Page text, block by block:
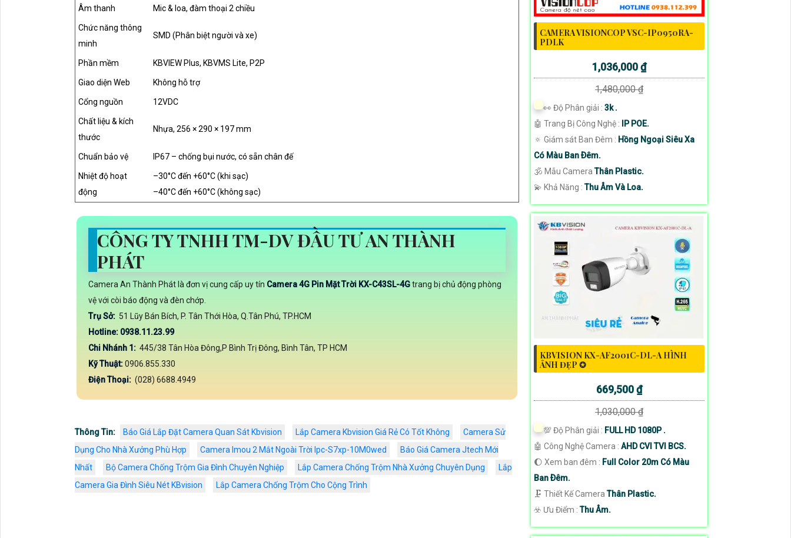
Âm thanh Mic & loa, đàm thoại 2 chiều
Chức năng thông
minh
SMD (Phân biệt người và xe)
Phần mềm KBVIEW Plus, KBVMS Lite, P2P
Giao diện Web Không hỗ trợ
Cổng nguồn 12VDC
Chất liệu & kích
thước
Nhựa, 256 × 290 × 197 mm
Chuẩn bảo vệ IP67 – chống bụi nước, có sẵn chân đế
Nhiệt độ hoạt
động
–30°C đến +60°C (khi sạc)
–40°C đến +60°C (không sạc)
CÔNG TY TNHH TM-DV ĐẦU TƯ AN THÀNH
PHÁT
Camera An Thành Phát là đơn vị cung cấp uy tín Camera 4G Pin Mặt Trời KX-C43SL-4Gtrang bị chủ động phòng
vệ với còi báo động và đèn chớp.
Trụ Sở: 51 Lũy Bán Bích, P. Tân Thới Hòa, Q.Tân Phú, TP.HCM
Hotline: 0938.11.23.99
Chi Nhánh 1: 445/38 Tân Hòa Đông,P Bình Trị Đông, Bình Tân, TP HCM
Kỹ Thuật:0906.855.330
Điện Thoại: (028) 6688.4949
Thông Tin: Báo Giá Lắp Đặt Camera Quan Sát Kbvision Lắp Camera Kbvision Giá Rẻ Có Tốt Không
Camera Sử
Dụng Cho Nhà Xưởng Phù Hợp
Camera Imou 2 Mắt Ngoài Trời Ipc-S7xp-10M0wed
Báo Giá Camera Jtech Mới
Nhất
Bộ Camera Chống Trộm Gia Đình Chuyên Nghiệp Lắp Camera Chống Trộm Nhà Xưởng Chuyên Dụng
Lắp
Camera Gia Đình Siêu Nét KBvision
Lắp Camera Chống Trộm Cho Cộng Trình
CAMERA VISIONCOP VSC-IP0950RA-
PDLK
1,036,000 ₫
1,480,000 ₫
️👀 Độ Phân giải : 3k .
🤖️ Trang Bị Công Nghệ :
IP POE.
🔅 Giám sát Ban Đêm : Hồng Ngoại Siêu Xa
Có Màu Ban Ðêm.
🕉️ Mẫu CameraThân Plastic.
️💫 Khả Năng :Thu Âm Và Loa.
KBVISION KX-AF2001C-DL-A HÌNH
ẢNH ĐẸP ✪
669,500 ₫
1,030,000 ₫
💯 Độ Phân giải : FULL HD 1080P .
🤖️ Công Nghệ Camera : AHD CVI TVI BCS.
🌔 Xem ban đêm : Full Color 20m Có Màu
Ban Ðêm.
🗜️ Thiết Kế CameraThân Plastic.
️☣️ Ưu Điểm :Thu Âm.